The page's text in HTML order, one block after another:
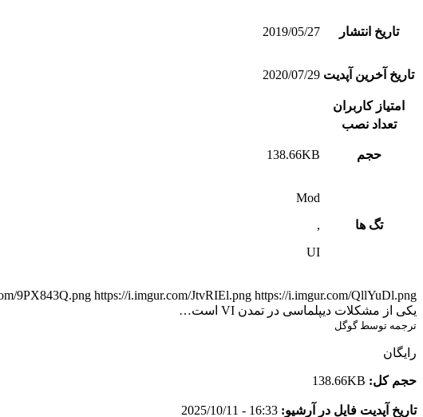
تاریخ انتشار 2019/05/27
تاریخ آخرین آپدیت 2020/07/29
امتیاز کاربران
تعداد نصب
حجم 138.66KB
تگ ها
Mod
,
UI
یکی از مشکلات دیپلماسی در تمدن VI است…
ترجمه توسط گوگل
رایگان
حجم کل: 138.66KB
تاریخ آپدیت فایل در آرشیو: 16:33 - 2025/10/11